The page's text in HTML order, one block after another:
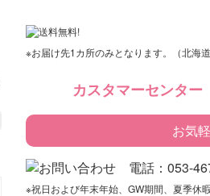
※お届け先1カ所のみとなります。（北海
カスタマーセンター
お気
※祝日および年末年始、GW期間、夏季休暇